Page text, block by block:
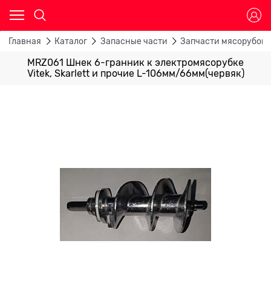
Главная Каталог Запасные части Запчасти мясорубок
MRZ061 Шнек 6-гранник к электромясорубке
Vitek, Skarlett и прочие L-106мм/66мм(червяк)